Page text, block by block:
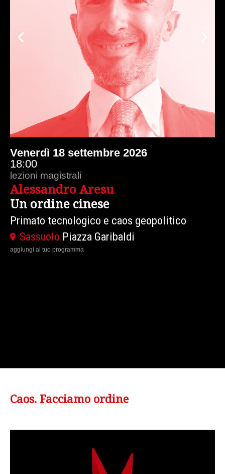
Venerdì 18 settembre 2026
15:00
lezioni magistrali
David Armitage
Guerre civili
Un paradigma per l'età contemporanea
Traduzione in Oversound
ModenaPiazza Grande - Sito Patrimonio
Previous